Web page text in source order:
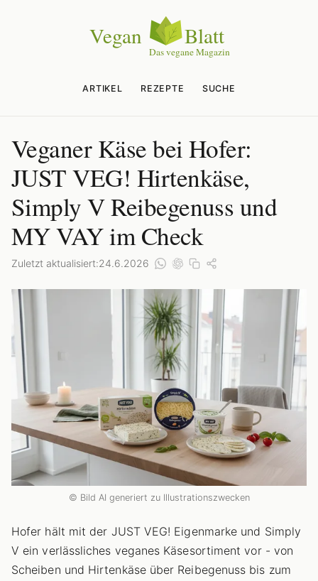
ARTIKEL REZEPTE SUCHE
Veganer Käse bei Hofer:
JUST VEG! Hirtenkäse,
Simply V Reibegenuss und
MY VAY im Check
Zuletzt aktualisiert:24.6.2026
© Bild AI generiert zu Illustrationszwecken
Hofer hält mit der JUST VEG! Eigenmarke und Simply
V ein verlässliches veganes Käsesortiment vor - von
Scheiben und Hirtenkäse über Reibegenuss bis zum